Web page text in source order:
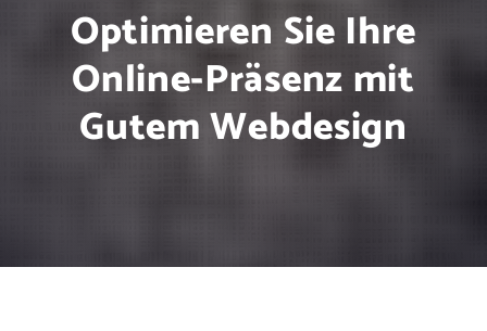
Optimieren Sie Ihre
Online-Präsenz mit
Gutem Webdesign